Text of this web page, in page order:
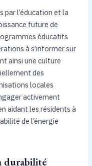
par l’éducation et la
future de
éducatifs
à s’informer sur
ainsi une culture
des
locales
activement
aidant les résidents à
de l’énergie
durabilité